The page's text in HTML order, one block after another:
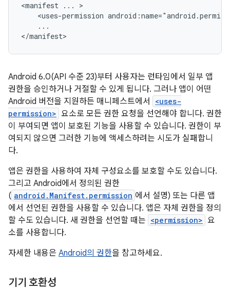
<manifest ...
<uses-permission
...
</manifest>
Android 6.0(API 수준 23)부터 사용자는 런타임에서 일부 앱
권한을 승인하거나 거절할 수 있게 됩니다. 그러나 앱이 어떤
Android 버전을 지원하든 매니페스트에서
<uses-
permission> 요소로 모든 권한 요청을 선언해야 합니다. 권한
이 부여되면 앱이 보호된 기능을 사용할 수 있습니다. 권한이 부
여되지 않으면 그러한 기능에 액세스하려는 시도가 실패합니
다.
앱은 권한을 사용하여 자체 구성요소를 보호할 수도 있습니다.
그리고 Android에서 정의된 권한
( android.Manifest.permission 에서 설명) 또는 다른 앱
에서 선언된 권한을 사용할 수 있습니다. 앱은 자체 권한을 정의
할 수도 있습니다. 새 권한을 선언할 때는 <permission> 요
소를 사용합니다.
자세한 내용은 Android의 권한을 참고하세요.
기기 호환성